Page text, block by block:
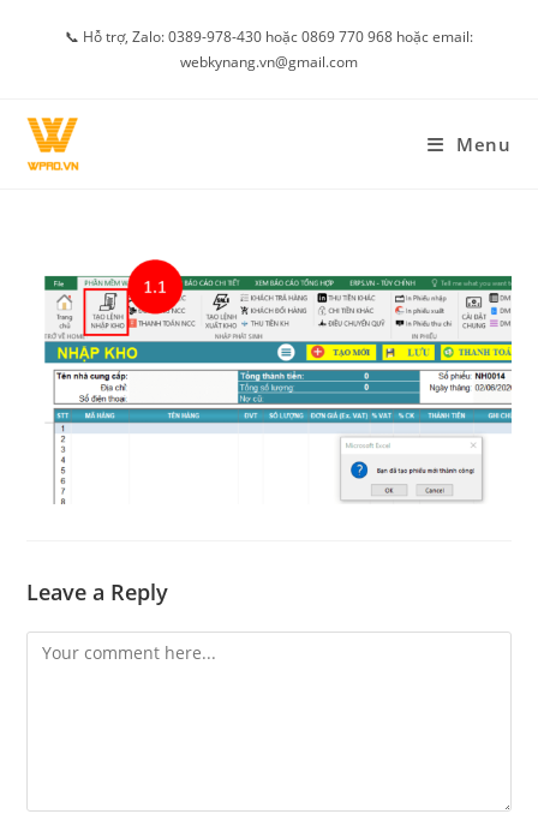
📞 Hỗ trợ, Zalo: 0389-978-430 hoặc 0869 770 968 hoặc email:
webkynang.vn@gmail.com
Menu
Leave a Reply
Comment